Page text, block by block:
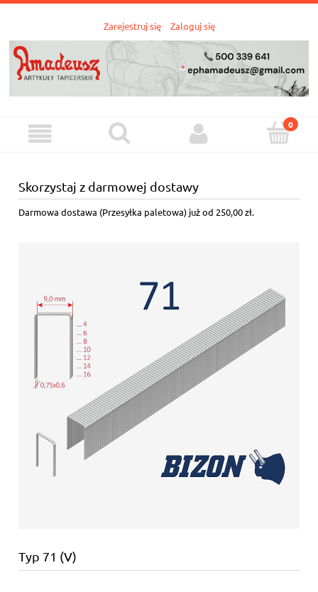
Zarejestruj się Zaloguj się
Skorzystaj z darmowej dostawy
Darmowa dostawa (Przesyłka paletowa) już od 250,00 zł.
Typ 71 (V)